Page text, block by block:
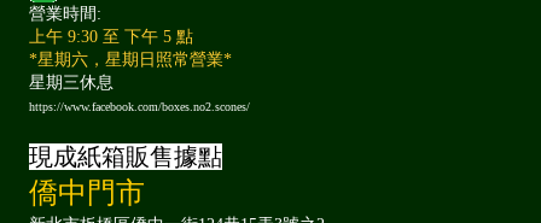
營業時間:
上午 9:30 至 下午 5 點
*星期六，星期日照常營業*
星期三休息
https://www.facebook.com/boxes.no2.scones/
現成紙箱販售據點
僑中門市